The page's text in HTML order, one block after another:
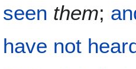
seen them;
have not